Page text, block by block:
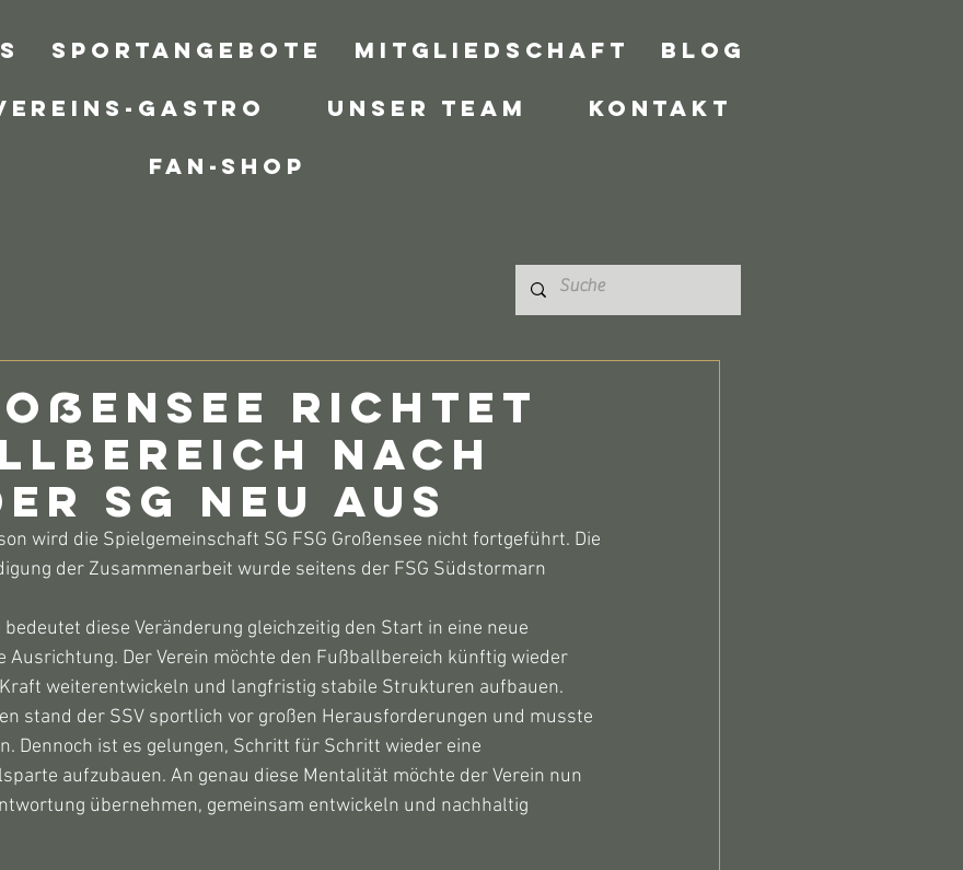
Sportangebote Mitgliedschaft Blog
Gastro Unser Team Kontakt
Fan-Shop
richtet
nach
SG neu aus
wird die Spielgemeinschaft SG FSG Großensee nicht fortgeführt. Die
der Zusammenarbeit wurde seitens der FSG Südstormarn
bedeutet diese Veränderung gleichzeitig den Start in eine neue
Ausrichtung. Der Verein möchte den Fußballbereich künftig wieder
weiterentwickeln und langfristig stabile Strukturen aufbauen.
stand der SSV sportlich vor großen Herausforderungen und musste
Dennoch ist es gelungen, Schritt für Schritt wieder eine
aufzubauen. An genau diese Mentalität möchte der Verein nun
übernehmen, gemeinsam entwickeln und nachhaltig